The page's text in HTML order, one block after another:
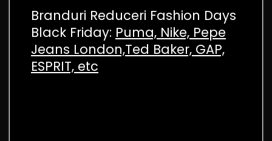
Branduri Reduceri Fashion Days
Black Friday: Puma, Nike, Pepe
Jeans London,Ted Baker, GAP,
ESPRIT, etc